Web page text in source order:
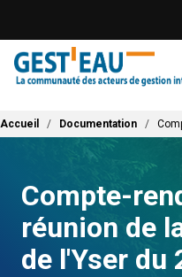
contenu
principal
Fil d'Ariane
Accueil Documentation
Compte-
réunion de
de l'Yser du